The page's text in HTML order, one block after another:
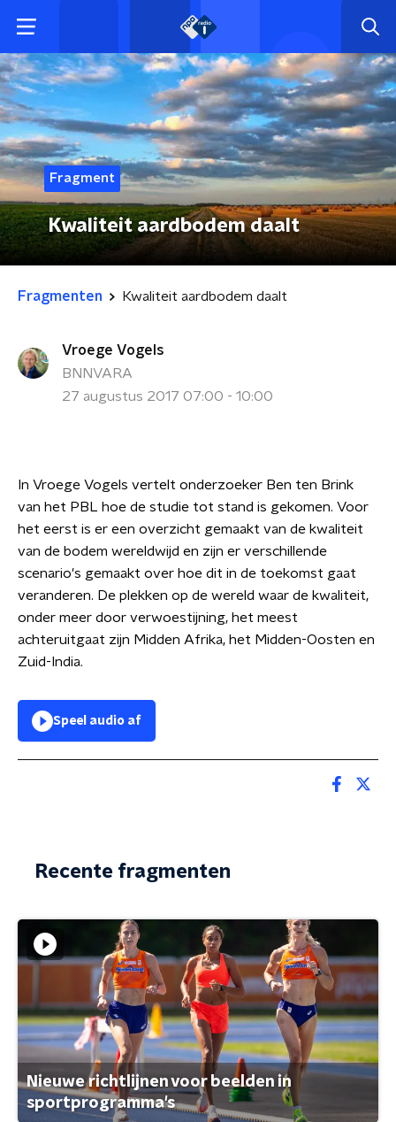
Fragment
Kwaliteit aardbodem daalt
Fragmenten Kwaliteit aardbodem daalt
Vroege Vogels
BNNVARA
27 augustus 2017 07:00 - 10:00
In Vroege Vogels vertelt onderzoeker Ben ten Brink
van het PBL hoe de studie tot stand is gekomen. Voor
het eerst is er een overzicht gemaakt van de kwaliteit
van de bodem wereldwijd en zijn er verschillende
scenario's gemaakt over hoe dit in de toekomst gaat
veranderen. De plekken op de wereld waar de kwaliteit,
onder meer door verwoestijning, het meest
achteruitgaat zijn Midden Afrika, het Midden-Oosten en
Zuid-India.
Speel audio af
Recente fragmenten
Nieuwe richtlijnen voor beelden in
sportprogramma's